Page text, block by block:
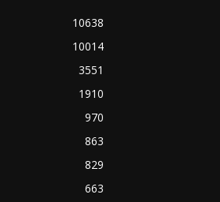
10638
10014
3551
1910
970
863
829
663